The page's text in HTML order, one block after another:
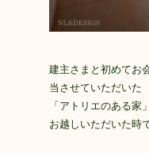
建主さまと初めてお
当させていただいた
「アトリエのある家
お越しいただいた時